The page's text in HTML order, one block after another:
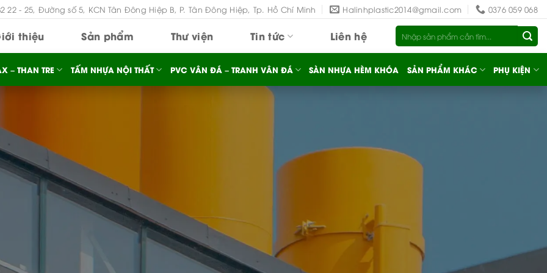
22 - 25, Đường số 5, KCN Tân Đông Hiệp B, P. Tân Đông Hiệp, Tp. Hồ Chí Minh Halinhplastic2014@gmail.com 0376 059 068
thiệu Sản phẩm Thư viện Tin tức Liên hệ
Tìm
kiếm:
– THAN TRE TẤM NHỰA NỘI THẤT PVC VÂN ĐÁ – TRANH VÂN ĐÁ SÀN NHỰA HÈM KHÓA SẢN PHẨM KHÁC PHỤ KIỆN